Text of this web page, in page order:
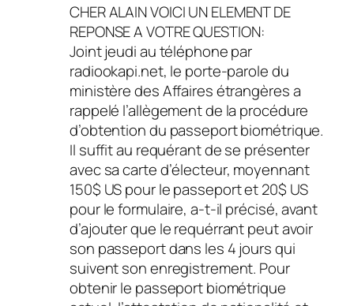
CHER ALAIN VOICI UN ELEMENT DE
REPONSE A VOTRE QUESTION:
Joint jeudi au téléphone par
radiookapi.net, le porte-parole du
ministère des Affaires étrangères a
rappelé l’allègement de la procédure
d’obtention du passeport biométrique.
Il suffit au requérant de se présenter
avec sa carte d’électeur, moyennant
150$ US pour le passeport et 20$ US
pour le formulaire, a-t-il précisé, avant
d’ajouter que le requérrant peut avoir
son passeport dans les 4 jours qui
suivent son enregistrement. Pour
obtenir le passeport biométrique